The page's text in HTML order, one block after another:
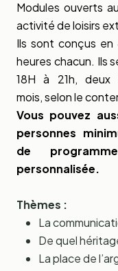
Modules ouverts
activité de loisirs
Ils sont conçus
heures chacun. Ils
18H à 21h,
mois, selon le
Vous pouvez
personnes
de
personnalisée.
Thèmes :
La
De quel
La place de